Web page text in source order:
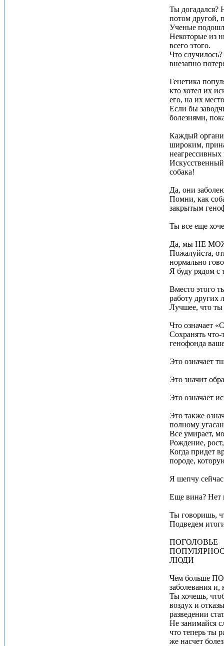
Ты догадался?
потом другой,
Ученые
Некоторые из
всего этого.
Что
внезапно
Генетика
кто хотел их
его, на их
Если бы
болезнями,
Каждый
широким,
неагрессивных
собака!
Да, они
Помни, как
закрытым
Ты все еще
Да, мы НЕ
Пожалуйста,
нормально
Я буду рядом с
Вместо этого
работу других
Лучшее, что ты
Что означает
Сохранять
генофонда
Это означает
Это значит
Это означает
Это также
полному
Все умирает,
Рождение,
Когда придет
породе,
Я шепчу
Еще вина? Нет
Ты говоришь,
Подведем
ПОГОЛОВЬЕ
ЛЮДИ
Чем больше
заболевания
Ты хочешь,
воздух и
разведении
Не занимайся
что теперь ты
же насчет